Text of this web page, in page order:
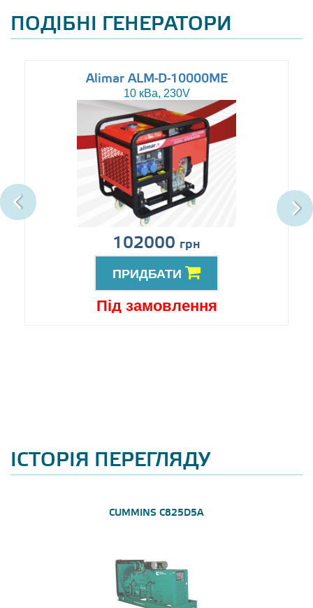
ПОДІБНІ ГЕНЕРАТОРИ
Alimar ALM-D-10000ME
10 кВа, 230V
102000 грн
ПРИДБАТИ
Під замовлення
ІСТОРІЯ ПЕРЕГЛЯДУ
CUMMINS C825D5A